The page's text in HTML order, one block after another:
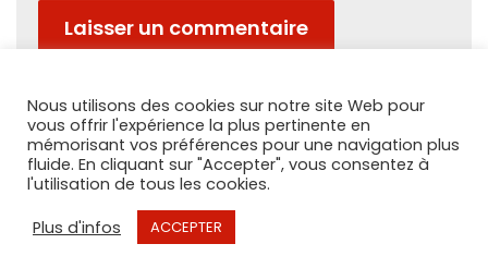
Nous utilisons des cookies sur notre site Web pour
vous offrir l'expérience la plus pertinente en
mémorisant vos préférences pour une navigation plus
fluide. En cliquant sur "Accepter", vous consentez à
l'utilisation de tous les cookies.
Plus d'infos
ACCEPTER